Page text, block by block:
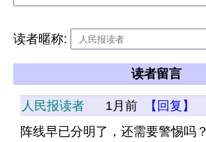
读者暱称:
读者留言
人民报读者 1月前
【回复】
阵线早已分明了，还需要警惕吗？